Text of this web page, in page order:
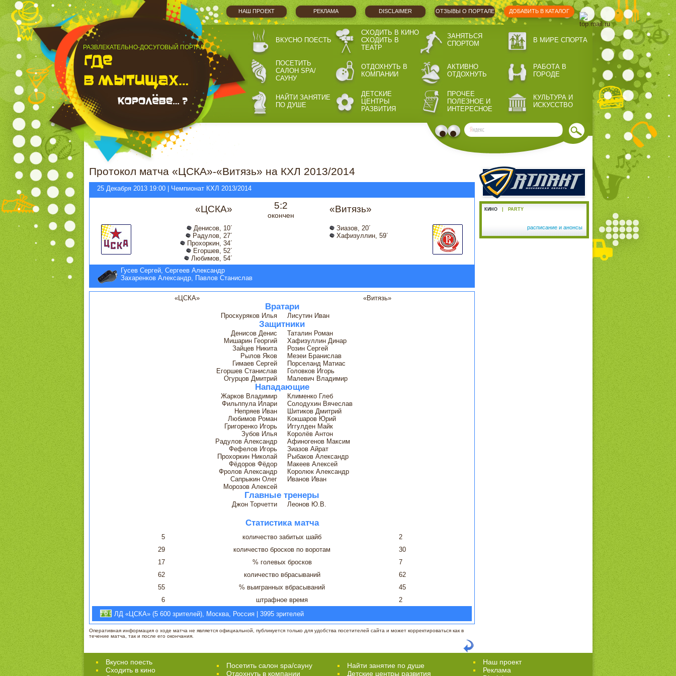
НАШ ПРОЕКТ РЕКЛАМА DISCLAIMER ОТЗЫВЫ О ПОРТАЛЕ ДОБАВИТЬ В КАТАЛОГ
РАЗВЛЕКАТЕЛЬНО-ДОСУГОВЫЙ ПОРТАЛ
ВКУСНО ПОЕСТЬ
СХОДИТЬ В КИНО
СХОДИТЬ В
ТЕАТР
ЗАНЯТЬСЯ
СПОРТОМ
В МИРЕ СПОРТА
ПОСЕТИТЬ
САЛОН SPA/
САУНУ
ОТДОХНУТЬ В
КОМПАНИИ
АКТИВНО
ОТДОХНУТЬ
РАБОТА В
ГОРОДЕ
НАЙТИ ЗАНЯТИЕ
ПО ДУШЕ
ДЕТСКИЕ
ЦЕНТРЫ
РАЗВИТИЯ
ПРОЧЕЕ
ПОЛЕЗНОЕ И
ИНТЕРЕСНОЕ
КУЛЬТУРА И
ИСКУССТВО
Протокол матча «ЦСКА»-«Витязь» на КХЛ 2013/2014
25 Декабря 2013 19:00 | Чемпионат КХЛ 2013/2014
«ЦСКА» 5:2
окончен
«Витязь»
Денисов, 10´
Радулов, 27´
Прохоркин, 34´
Егоршев, 52´
Любимов, 54´
Зиазов, 20´
Хафизуллин, 59´
Гусев Сергей, Сергеев Александр
Захаренков Александр, Павлов Станислав
«ЦСКА» «Витязь»
Вратари
Проскуряков Илья Лисутин Иван
Защитники
Денисов Денис
Таталин Роман
Мишарин Георгий
Хафизуллин Динар
Зайцев Никита
Розин Сергей
Рылов Яков
Мезеи Бранислав
Гимаев Сергей
Порселанд Матиас
Егоршев Станислав
Головков Игорь
Огурцов Дмитрий
Малевич Владимир
Нападающие
Жарков Владимир
Клименко Глеб
Фильппула Илари
Солодухин Вячеслав
Непряев Иван
Шитиков Дмитрий
Любимов Роман
Кокшаров Юрий
Григоренко Игорь
Иггулден Майк
Зубов Илья
Королёв Антон
Радулов Александр
Афиногенов Максим
Фефелов Игорь
Зиазов Айрат
Прохоркин Николай
Рыбаков Александр
Фёдоров Фёдор
Макеев Алексей
Фролов Александр
Королюк Александр
Сапрыкин Олег
Иванов Иван
Морозов Алексей
Главные тренеры
Джон Торчетти Леонов Ю.В.
Статистика матча
5 количество забитых шайб
2
29
количество бросков по воротам
30
17
% голевых бросков
7
62
количество вбрасываний
62
55
% выигранных вбрасываний
45
6
штрафное время
2
ЛД «ЦСКА» (5 600 зрителей), Москва, Россия | 3995 зрителей
Оперативная информация о ходе матча не является официальной, публикуется только для удобства посетителей сайта и может корректироваться как в
течение матча, так и после его окончания.
КИНО PARTY
расписание и анонсы
Вкусно поесть
Сходить в кино
Посетить салон spa/сауну
Отдохнуть в компании
Найти занятие по душе
Детские центры развития
Наш проект
Реклама